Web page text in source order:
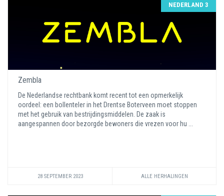
NEDERLAND 3
Zembla
De Nederlandse rechtbank komt recent tot een opmerkelijk
oordeel: een bollenteler in het Drentse Boterveen moet stoppen
met het gebruik van bestrijdingsmiddelen. De zaak is
aangespannen door bezorgde bewoners die vrezen voor hu ...
28 SEPTEMBER 2023 ALLE HERHALINGEN